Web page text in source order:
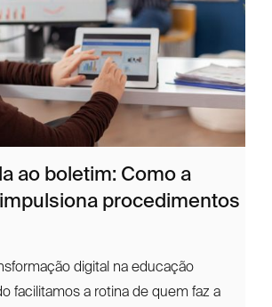
ao boletim: Como a
procedimentos
digital na educação
facilitamos a rotina de quem faz a